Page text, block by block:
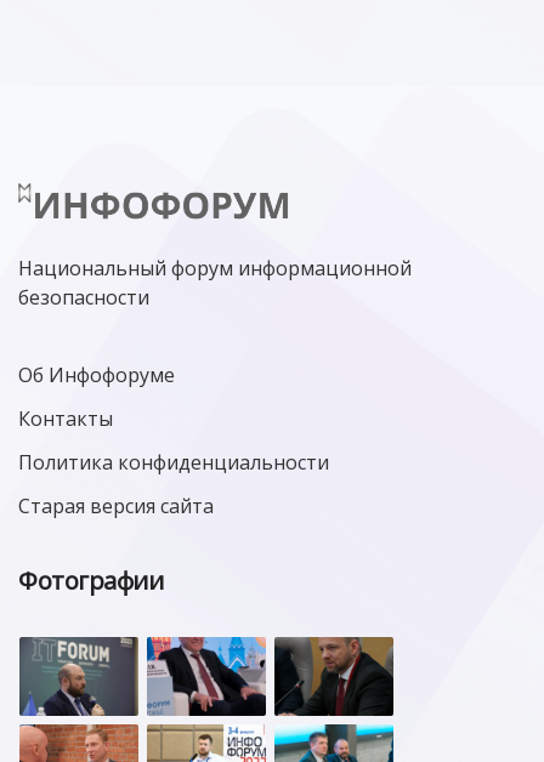
Национальный форум информационной
безопасности
Об Инфофоруме
Контакты
Политика конфиденциальности
Старая версия сайта
Фотографии